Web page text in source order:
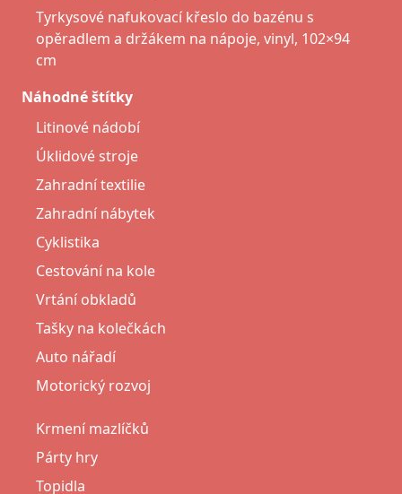
Tyrkysové nafukovací křeslo do bazénu s
opěradlem a držákem na nápoje, vinyl, 102×94
cm
Náhodné štítky
Litinové nádobí
Úklidové stroje
Zahradní textilie
Zahradní nábytek
Cyklistika
Cestování na kole
Vrtání obkladů
Tašky na kolečkách
Auto nářadí
Motorický rozvoj
Krmení mazlíčků
Párty hry
Topidla